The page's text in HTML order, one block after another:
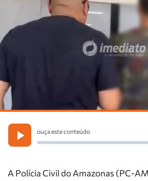
ouça este conteúdo
A Polícia Civil do Amazonas (PC-